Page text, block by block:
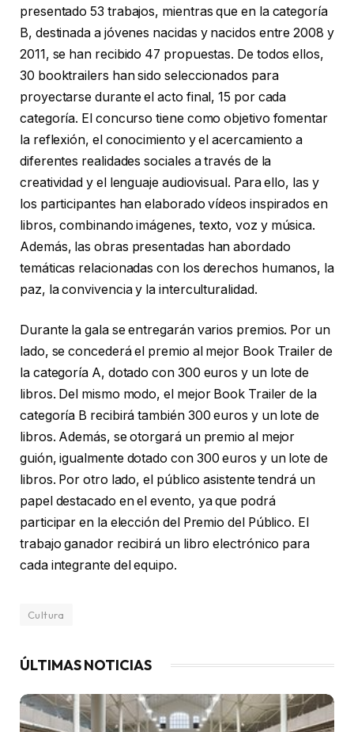
presentado 53 trabajos, mientras que en la categoría
B, destinada a jóvenes nacidas y nacidos entre 2008 y
2011, se han recibido 47 propuestas. De todos ellos,
30 booktrailers han sido seleccionados para
proyectarse durante el acto final, 15 por cada
categoría. El concurso tiene como objetivo fomentar
la reflexión, el conocimiento y el acercamiento a
diferentes realidades sociales a través de la
creatividad y el lenguaje audiovisual. Para ello, las y
los participantes han elaborado vídeos inspirados en
libros, combinando imágenes, texto, voz y música.
Además, las obras presentadas han abordado
temáticas relacionadas con los derechos humanos, la
paz, la convivencia y la interculturalidad.
Durante la gala se entregarán varios premios. Por un
lado, se concederá el premio al mejor Book Trailer de
la categoría A, dotado con 300 euros y un lote de
libros. Del mismo modo, el mejor Book Trailer de la
categoría B recibirá también 300 euros y un lote de
libros. Además, se otorgará un premio al mejor
guión, igualmente dotado con 300 euros y un lote de
libros. Por otro lado, el público asistente tendrá un
papel destacado en el evento, ya que podrá
participar en la elección del Premio del Público. El
trabajo ganador recibirá un libro electrónico para
cada integrante del equipo.
Cultura
ÚLTIMAS NOTICIAS